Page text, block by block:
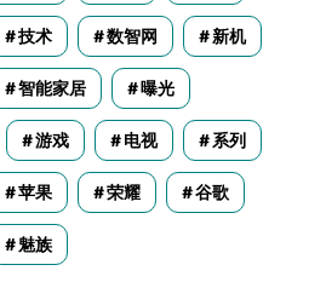
技术 数智网 新机
智能家居 曝光
游戏 电视 系列
苹果 荣耀 谷歌
魅族